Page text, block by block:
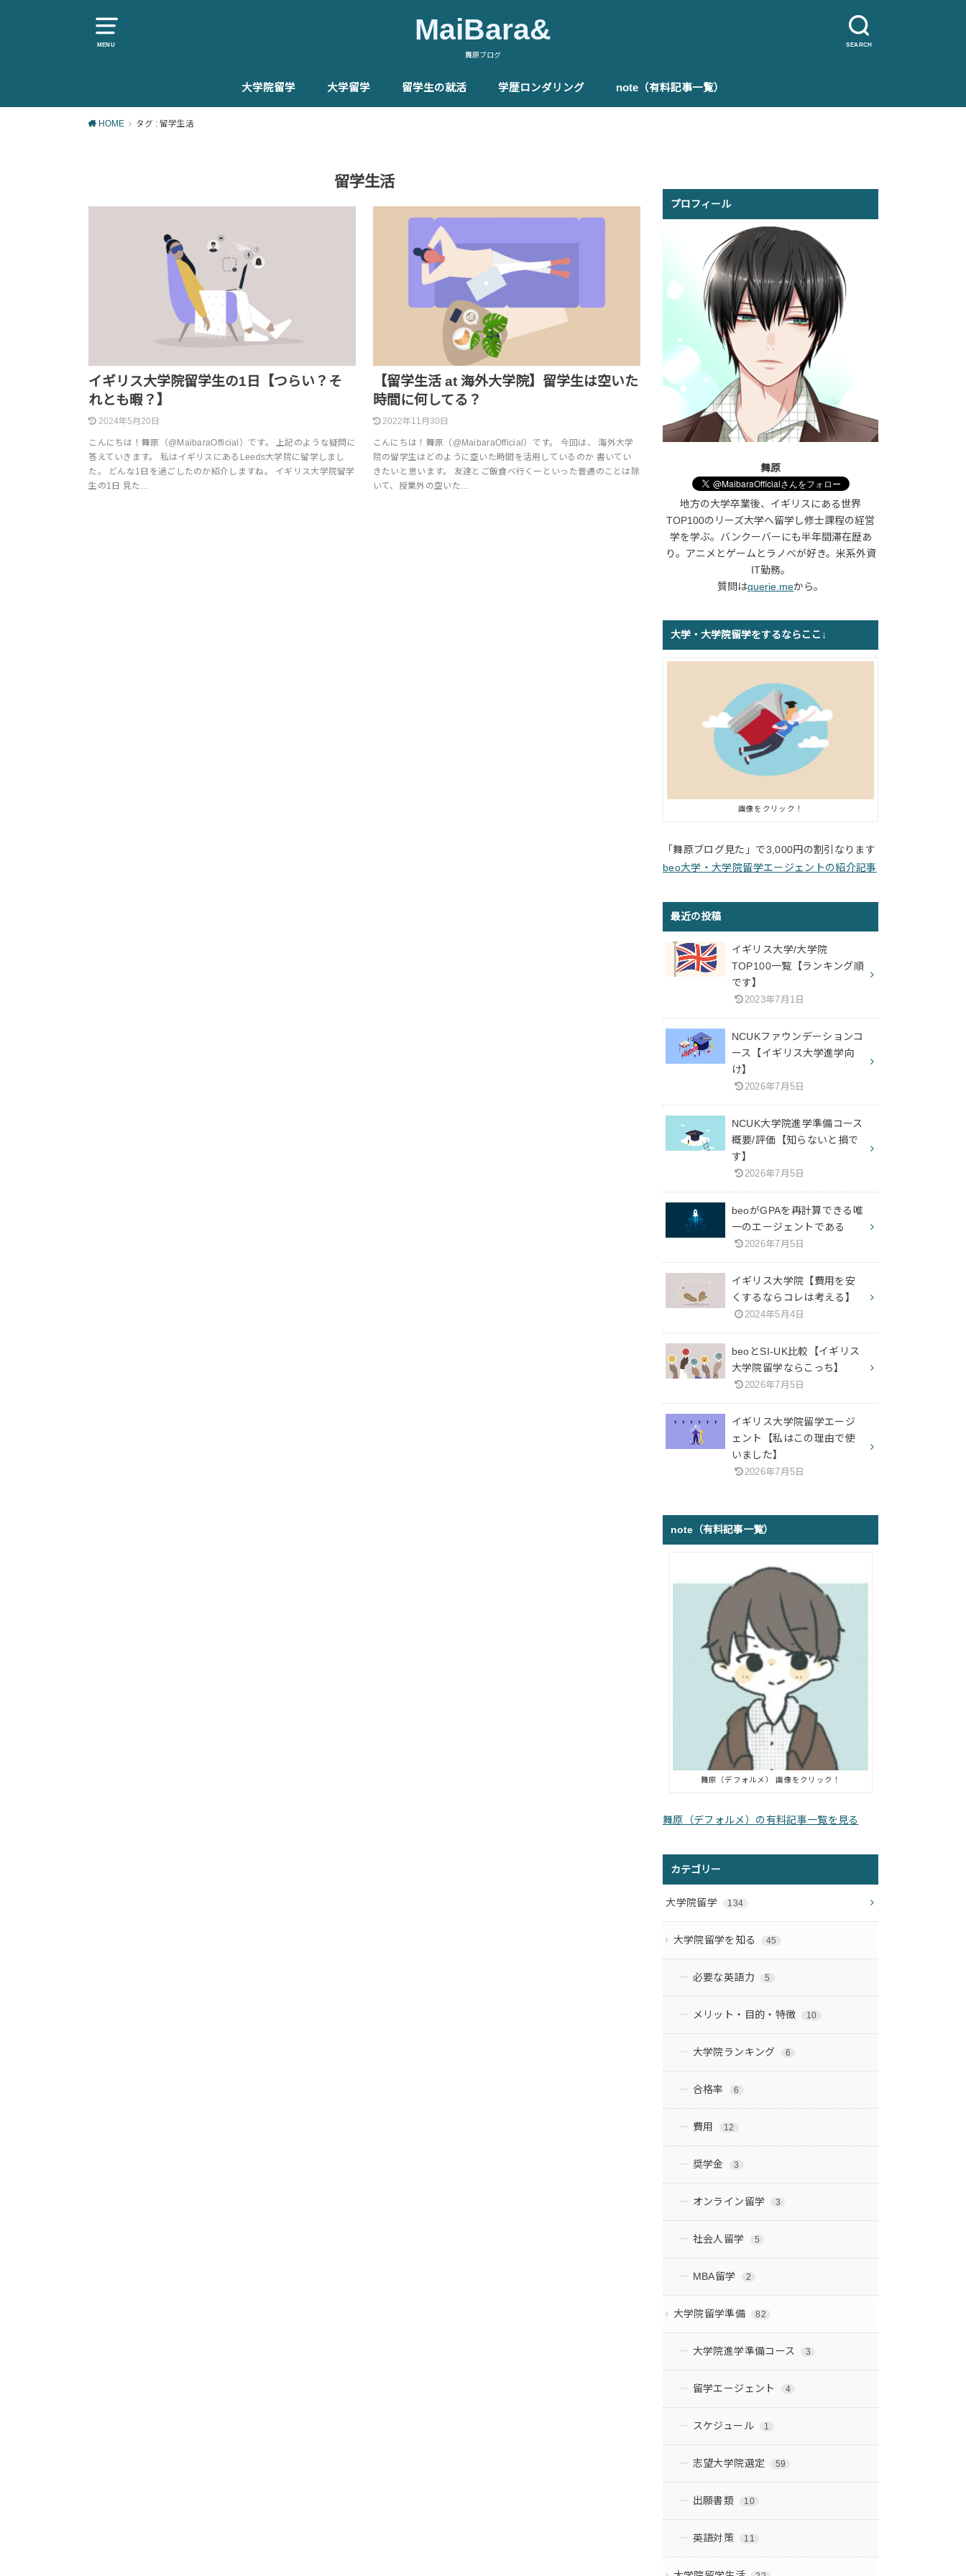
MENU SEARCH
MaiBara&
舞原ブログ
大学院留学 大学留学 留学生の就活 学歴ロンダリング note（有料記事一覧）
HOME タグ : 留学生活
留学生活
イギリス大学院留学生の1日【つらい？そ
れとも暇？】
2024年5月20日
こんにちは！舞原（@MaibaraOfficial）です。 上記のような疑問に
答えていきます。 私はイギリスにあるLeeds大学院に留学しまし
た。 どんな1日を過ごしたのか紹介しますね。 イギリス大学院留学
生の1日 見た…
【留学生活 at 海外大学院】留学生は空いた
時間に何してる？
2022年11月30日
こんにちは！舞原（@MaibaraOfficial）です。 今回は、 海外大学
院の留学生はどのように空いた時間を活用しているのか 書いてい
きたいと思います。 友達とご飯食べ行くーといった普通のことは除
いて、授業外の空いた…
プロフィール
舞原
地方の大学卒業後、イギリスにある世界
TOP100のリーズ大学へ留学し修士課程の経営
学を学ぶ。バンクーバーにも半年間滞在歴あ
り。アニメとゲームとラノベが好き。米系外資
IT勤務。
質問はquerie.meから。
大学・大学院留学をするならここ↓
画像をクリック！
「舞原ブログ見た」で3,000円の割引なります
beo大学・大学院留学エージェントの紹介記事
最近の投稿
イギリス大学/大学院
TOP100一覧【ランキング順
です】
2023年7月1日
NCUKファウンデーションコ
ース【イギリス大学進学向
け】
2026年7月5日
NCUK大学院進学準備コース
概要/評価【知らないと損で
す】
2026年7月5日
beoがGPAを再計算できる唯
一のエージェントである
2026年7月5日
イギリス大学院【費用を安
くするならコレは考える】
2024年5月4日
beoとSI-UK比較【イギリス
大学院留学ならこっち】
2026年7月5日
イギリス大学院留学エージ
ェント【私はこの理由で使
いました】
2026年7月5日
note（有料記事一覧）
舞原（デフォルメ） 画像をクリック！
舞原（デフォルメ）の有料記事一覧を見る
カテゴリー
大学院留学 134
大学院留学を知る 45
必要な英語力 5
メリット・目的・特徴 10
大学院ランキング 6
合格率 6
費用 12
奨学金 3
オンライン留学 3
社会人留学 5
MBA留学 2
大学院留学準備 82
大学院進学準備コース 3
留学エージェント 4
スケジュール 1
志望大学院選定 59
出願書類 10
英語対策 11